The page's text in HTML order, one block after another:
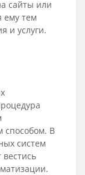
сайты или
ему тем
и услуги.
способом. В
систем